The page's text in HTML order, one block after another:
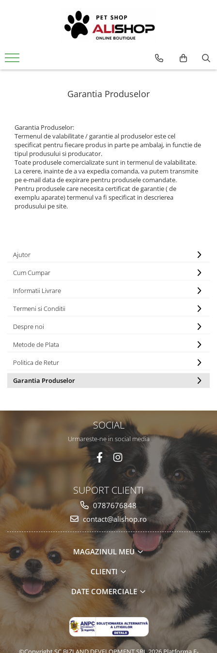
Garantia Produselor
Garantia Produselor:
Termenul de valabilitate / garantie al produselor este cel
specificat pentru fiecare produs in parte pe ambalaj, in functie de
tipul produsului si producator.
Toate produsele comercializate sunt in termenul de valabilitate.
La cerere, inainte de a va expedia comanda, va putem transmite
pe e-mail data de expirare pentru produsele comandate.
Pentru produsele care necesita certificat de garantie ( de
exemplu aparate) termenul va fi specificat in descrierea
produsului pe site.
Ajutor
Cum Cumpar
Informatii Livrare
Termeni si Conditii
Despre noi
Metode de Plata
Politica de Retur
Garantia Produselor
SOCIAL
Urmareste-ne in social media
SUPORT CLIENTI
0787676848
contact@alishop.ro
MAGAZINUL MEU
CLIENTI
DATE COMERCIALE